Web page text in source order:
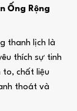
Ống Rộng
thanh lịch là
thích sự tinh
to, chất liệu
thoát và